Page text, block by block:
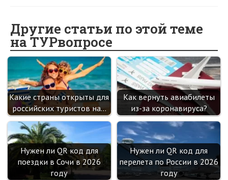
o
o
k
o
kl
as
sn
ik
i
er dI
n
es
t
a
m
Другие статьи по этой теме
на ТУРвопросе
Какие страны открыты для
российских туристов на…
Как вернуть авиабилеты
из-за коронавируса?
Нужен ли QR код для
поездки в Сочи в 2026
году
Нужен ли QR код для
перелета по России в 2026
году